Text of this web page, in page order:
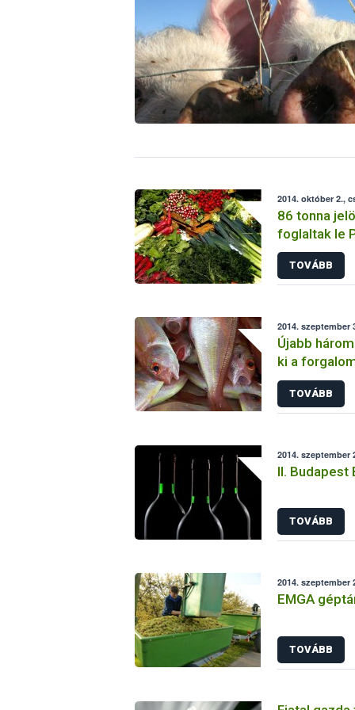
2014. október 2.,
86 tonna
foglaltak le
TOVÁBB
2014. szeptember
Újabb
ki a
TOVÁBB
2014. szeptember
II. Budapest
TOVÁBB
2014. szeptember
EMGA
TOVÁBB